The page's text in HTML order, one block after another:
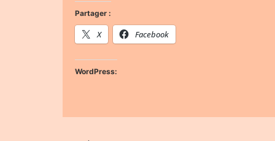
Partager :
X Facebook
WordPress: